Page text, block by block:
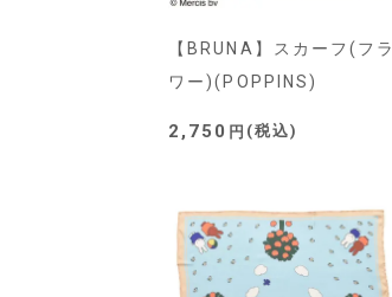
【BRUNA】スカーフ(フラ
ワー)(POPPINS)
2,750 税込